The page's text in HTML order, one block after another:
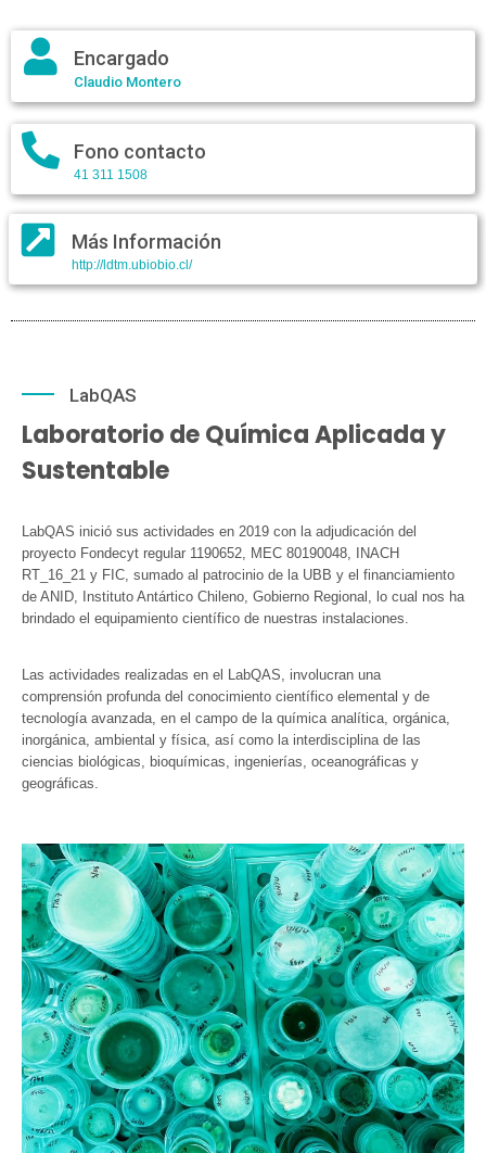
Encargado
Claudio Montero
Fono contacto
41 311 1508
Más Información
http://ldtm.ubiobio.cl/
LabQAS
Laboratorio de Química Aplicada y
Sustentable
LabQAS inició sus actividades en 2019 con la adjudicación del
proyecto Fondecyt regular 1190652, MEC 80190048, INACH
RT_16_21 y FIC, sumado al patrocinio de la UBB y el financiamiento
de ANID, Instituto Antártico Chileno, Gobierno Regional, lo cual nos ha
brindado el equipamiento científico de nuestras instalaciones.
Las actividades realizadas en el LabQAS, involucran una
comprensión profunda del conocimiento científico elemental y de
tecnología avanzada, en el campo de la química analítica, orgánica,
inorgánica, ambiental y física, así como la interdisciplina de las
ciencias biológicas, bioquímicas, ingenierías, oceanográficas y
geográficas.